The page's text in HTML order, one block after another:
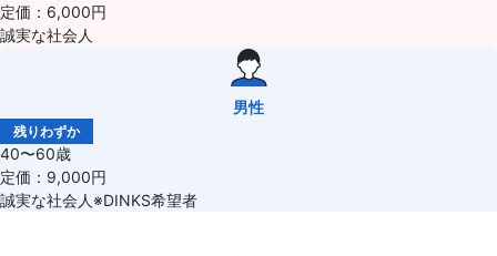
定価：6,000円
誠実な社会人
男性
残りわずか
40〜60歳
定価：9,000円
誠実な社会人※DINKS希望者